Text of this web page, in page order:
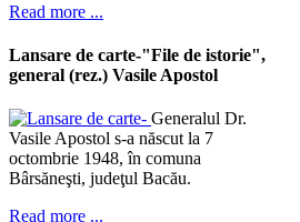
Read more ...
Lansare de carte-"File de istorie",
general (rez.) Vasile Apostol
Generalul Dr.
Vasile Apostol s-a născut la 7
octombrie 1948, în comuna
Bârsăneşti, judeţul Bacău.
Read more ...